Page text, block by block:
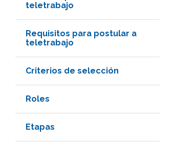
teletrabajo
Requisitos para postular a
teletrabajo
Criterios de selección
Roles
Etapas